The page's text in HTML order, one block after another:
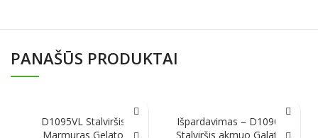
PANAŠŪS PRODUKTAI
D1095VL Stalviršis
Marmuras Gelato
Išpardavimas – D1090BT
Stalviršis akmuo Galattico